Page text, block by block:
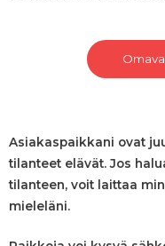
Asiakaspaikkani ovat
tilanteet elävät. Jos
tilanteen, voit laittaa
mieleläni.